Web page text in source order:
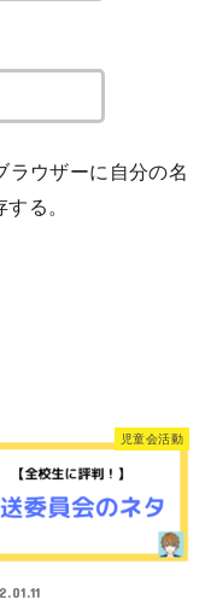
ラウザーに自分の名
る。
児童会活動